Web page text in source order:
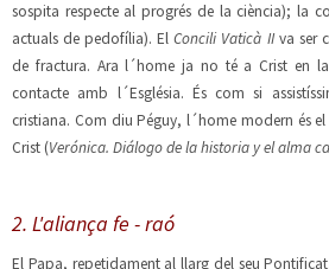
sospita respecte al progrés de la ciència); la
actuals de pedofília). ElConcili Vaticà IIva ser
de fractura. Ara l´home ja no té a Crist en
contacte amb l´Església. És com si
cristiana. Com diu Péguy, l´home modern és el
Crist (Verónica. Diálogo de la historia y el alma
2. L'aliança fe - raó
El Papa, repetidament al llarg del seu